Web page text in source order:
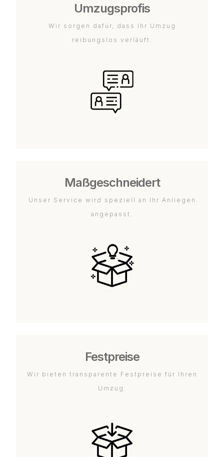
Umzugsprofis
Wir sorgen dafür, dass Ihr Umzug
reibungslos verläuft.
Maßgeschneidert
Unser Service wird speziell an Ihr Anliegen
angepasst.
Festpreise
Wir bieten transparente Festpreise für Ihren
Umzug.